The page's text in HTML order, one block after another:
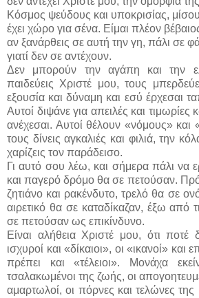
Κόσμος ψεύδους και υποκρισίας,
έχει χώρο για σένα. Είμαι πλέον
αν ξανάρθεις σε αυτή την γη, πάλι σε
γιατί δεν σε αντέχουν.
Δεν μπορούν την αγάπη και την
παιδεύεις Χριστέ μου, τους
εξουσία και δύναμη και εσύ έρχεσαι
Αυτοί διψάνε για απειλές και τιμωρίες
ανέχεσαι. Αυτοί θέλουν «νόμους» και
τους δίνεις αγκαλιές και φιλιά, την
χαρίζεις τον παράδεισο.
Γι αυτό σου λέω, και σήμερα πάλι να
και παγερό δρόμο θα σε πετούσαν.
ζητιάνο και ρακένδυτο, τρελό θα σε
αιρετικό θα σε καταδίκαζαν, έξω από
σε πετούσαν ως επικίνδυνο.
Είναι αλήθεια Χριστέ μου, ότι ποτέ
ισχυροί και «δίκαιοι», οι «ικανοί» και
πρέπει και «τέλειοι». Μονάχα
τσαλακωμένοι της ζωής, οι
αμαρτωλοί, οι πόρνες και τελώνες της